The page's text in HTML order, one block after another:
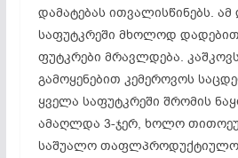
დამატებას ითვალისწინებს.
საფუტკრეში მხოლოდ
ფუტკრები მრავლდება.
გამოყენებით კემეროვოს
ყველა საფუტკრეში შრომის
ამაღლდა 3-ჯერ, ხოლო
საშუალო